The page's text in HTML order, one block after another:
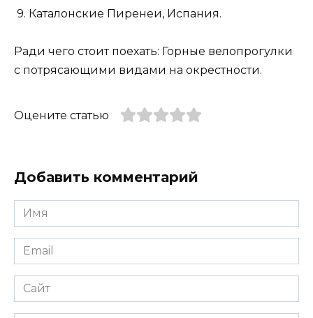
9. Каталонские Пиренеи, Испания.
Ради чего стоит поехать: Горные велопрогулки
с потрясающими видами на окрестности.
Оцените статью
Добавить комментарий
Имя
*
Email
*
Сайт